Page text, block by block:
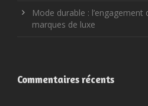
Mode durable : l’engagement
marques de luxe
Commentaires récents